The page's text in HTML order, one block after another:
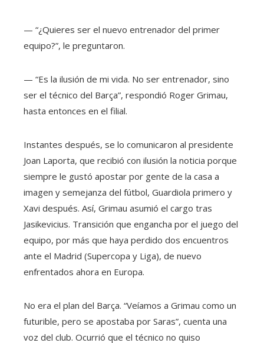
— “¿Quieres ser el nuevo entrenador del primer
equipo?”, le preguntaron.
— “Es la ilusión de mi vida. No ser entrenador, sino
ser el técnico del Barça”, respondió Roger Grimau,
hasta entonces en el filial.
Instantes después, se lo comunicaron al presidente
Joan Laporta, que recibió con ilusión la noticia porque
siempre le gustó apostar por gente de la casa a
imagen y semejanza del fútbol, Guardiola primero y
Xavi después. Así, Grimau asumió el cargo tras
Jasikevicius. Transición que engancha por el juego del
equipo, por más que haya perdido dos encuentros
ante el Madrid (Supercopa y Liga), de nuevo
enfrentados ahora en Europa.
No era el plan del Barça. “Veíamos a Grimau como un
futurible, pero se apostaba por Saras”, cuenta una
voz del club. Ocurrió que el técnico no quiso